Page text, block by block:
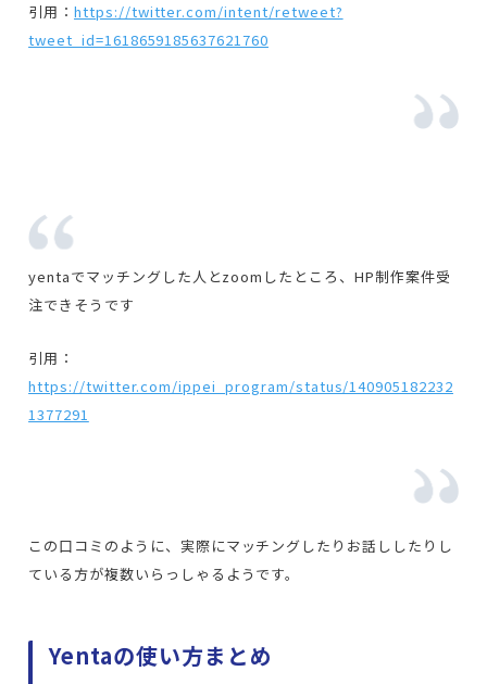
引用： https://twitter.com/intent/retweet?
tweet_id=1618659185637621760
yentaでマッチングした人とzoomしたところ、HP制作案件受
注できそうです
引用：
https://twitter.com/ippei_program/status/140905182232
1377291
この口コミのように、実際にマッチングしたりお話ししたりし
ている方が複数いらっしゃるようです。
Yentaの使い方まとめ